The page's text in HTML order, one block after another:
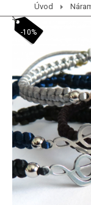
Úvod
-10%